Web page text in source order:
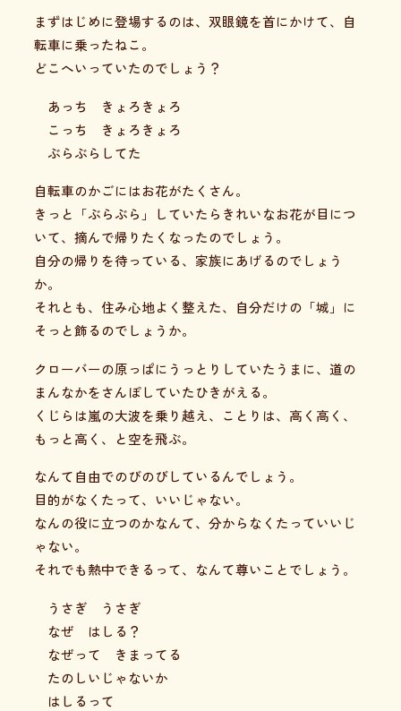
まずはじめに登場するのは、双眼鏡を首にかけて、自
転車に乗ったねこ。
どこへいっていたのでしょう？
あっち きょろきょろ
こっち きょろきょろ
ぶらぶらしてた
自転車のかごにはお花がたくさん。
きっと「ぶらぶら」していたらきれいなお花が目につ
いて、摘んで帰りたくなったのでしょう。
自分の帰りを待っている、家族にあげるのでしょう
か。
それとも、住み心地よく整えた、自分だけの「城」に
そっと飾るのでしょうか。
クローバーの原っぱにうっとりしていたうまに、道の
まんなかをさんぽしていたひきがえる。
くじらは嵐の大波を乗り越え、ことりは、高く高く、
もっと高く、と空を飛ぶ。
なんて自由でのびのびしているんでしょう。
目的がなくたって、いいじゃない。
なんの役に立つのかなんて、分からなくたっていいじ
ゃない。
それでも熱中できるって、なんて尊いことでしょう。
うさぎ うさぎ
なぜ はしる？
なぜって きまってる
たのしいじゃないか
はしるって